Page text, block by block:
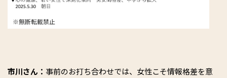
※無断転載禁止
市川さん： 事前のお打ち合わせでは、女性こそ情報格差を意